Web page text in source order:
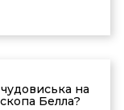
на
Белла?